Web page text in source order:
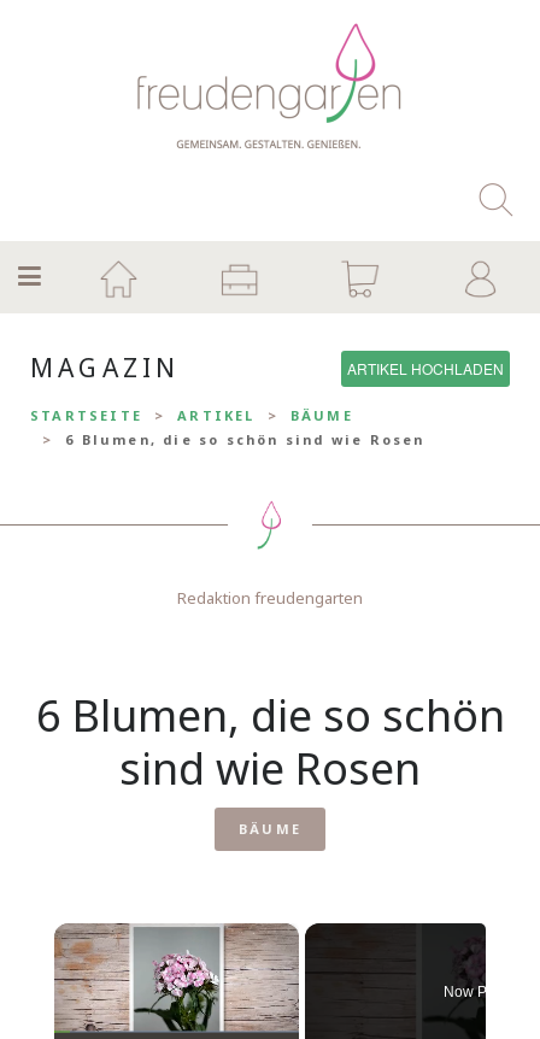
MAGAZIN ARTIKEL HOCHLADEN
STARTSEITE ARTIKEL
BÄUME
6 Blumen, die so schön sind wie Rosen
Redaktion freudengarten
6 Blumen, die so schön
sind wie Rosen
BÄUME
×
Now Playing